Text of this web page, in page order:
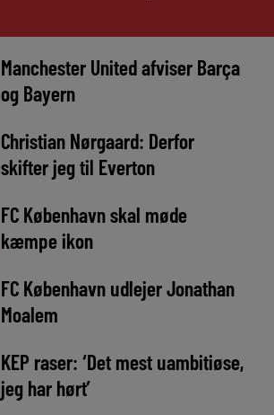
Manchester United afviser Barça
og Bayern
Christian Nørgaard: Derfor
skifter jeg til Everton
FC København skal møde
kæmpe ikon
FC København udlejer Jonathan
Moalem
KEP raser: ‘Det mest uambitiøse,
jeg har hørt’